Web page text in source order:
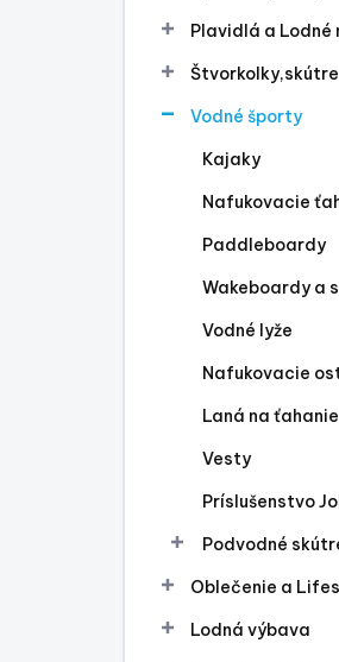
Plavidlá a Lodné
Vodné športy
Kajaky
Nafukovacie
Paddleboardy
Wakeboardy a
Vodné lyže
Nafukovacie
Laná na ťahanie
Vesty
Príslušenstvo
Podvodné
Oblečenie a
Lodná výbava